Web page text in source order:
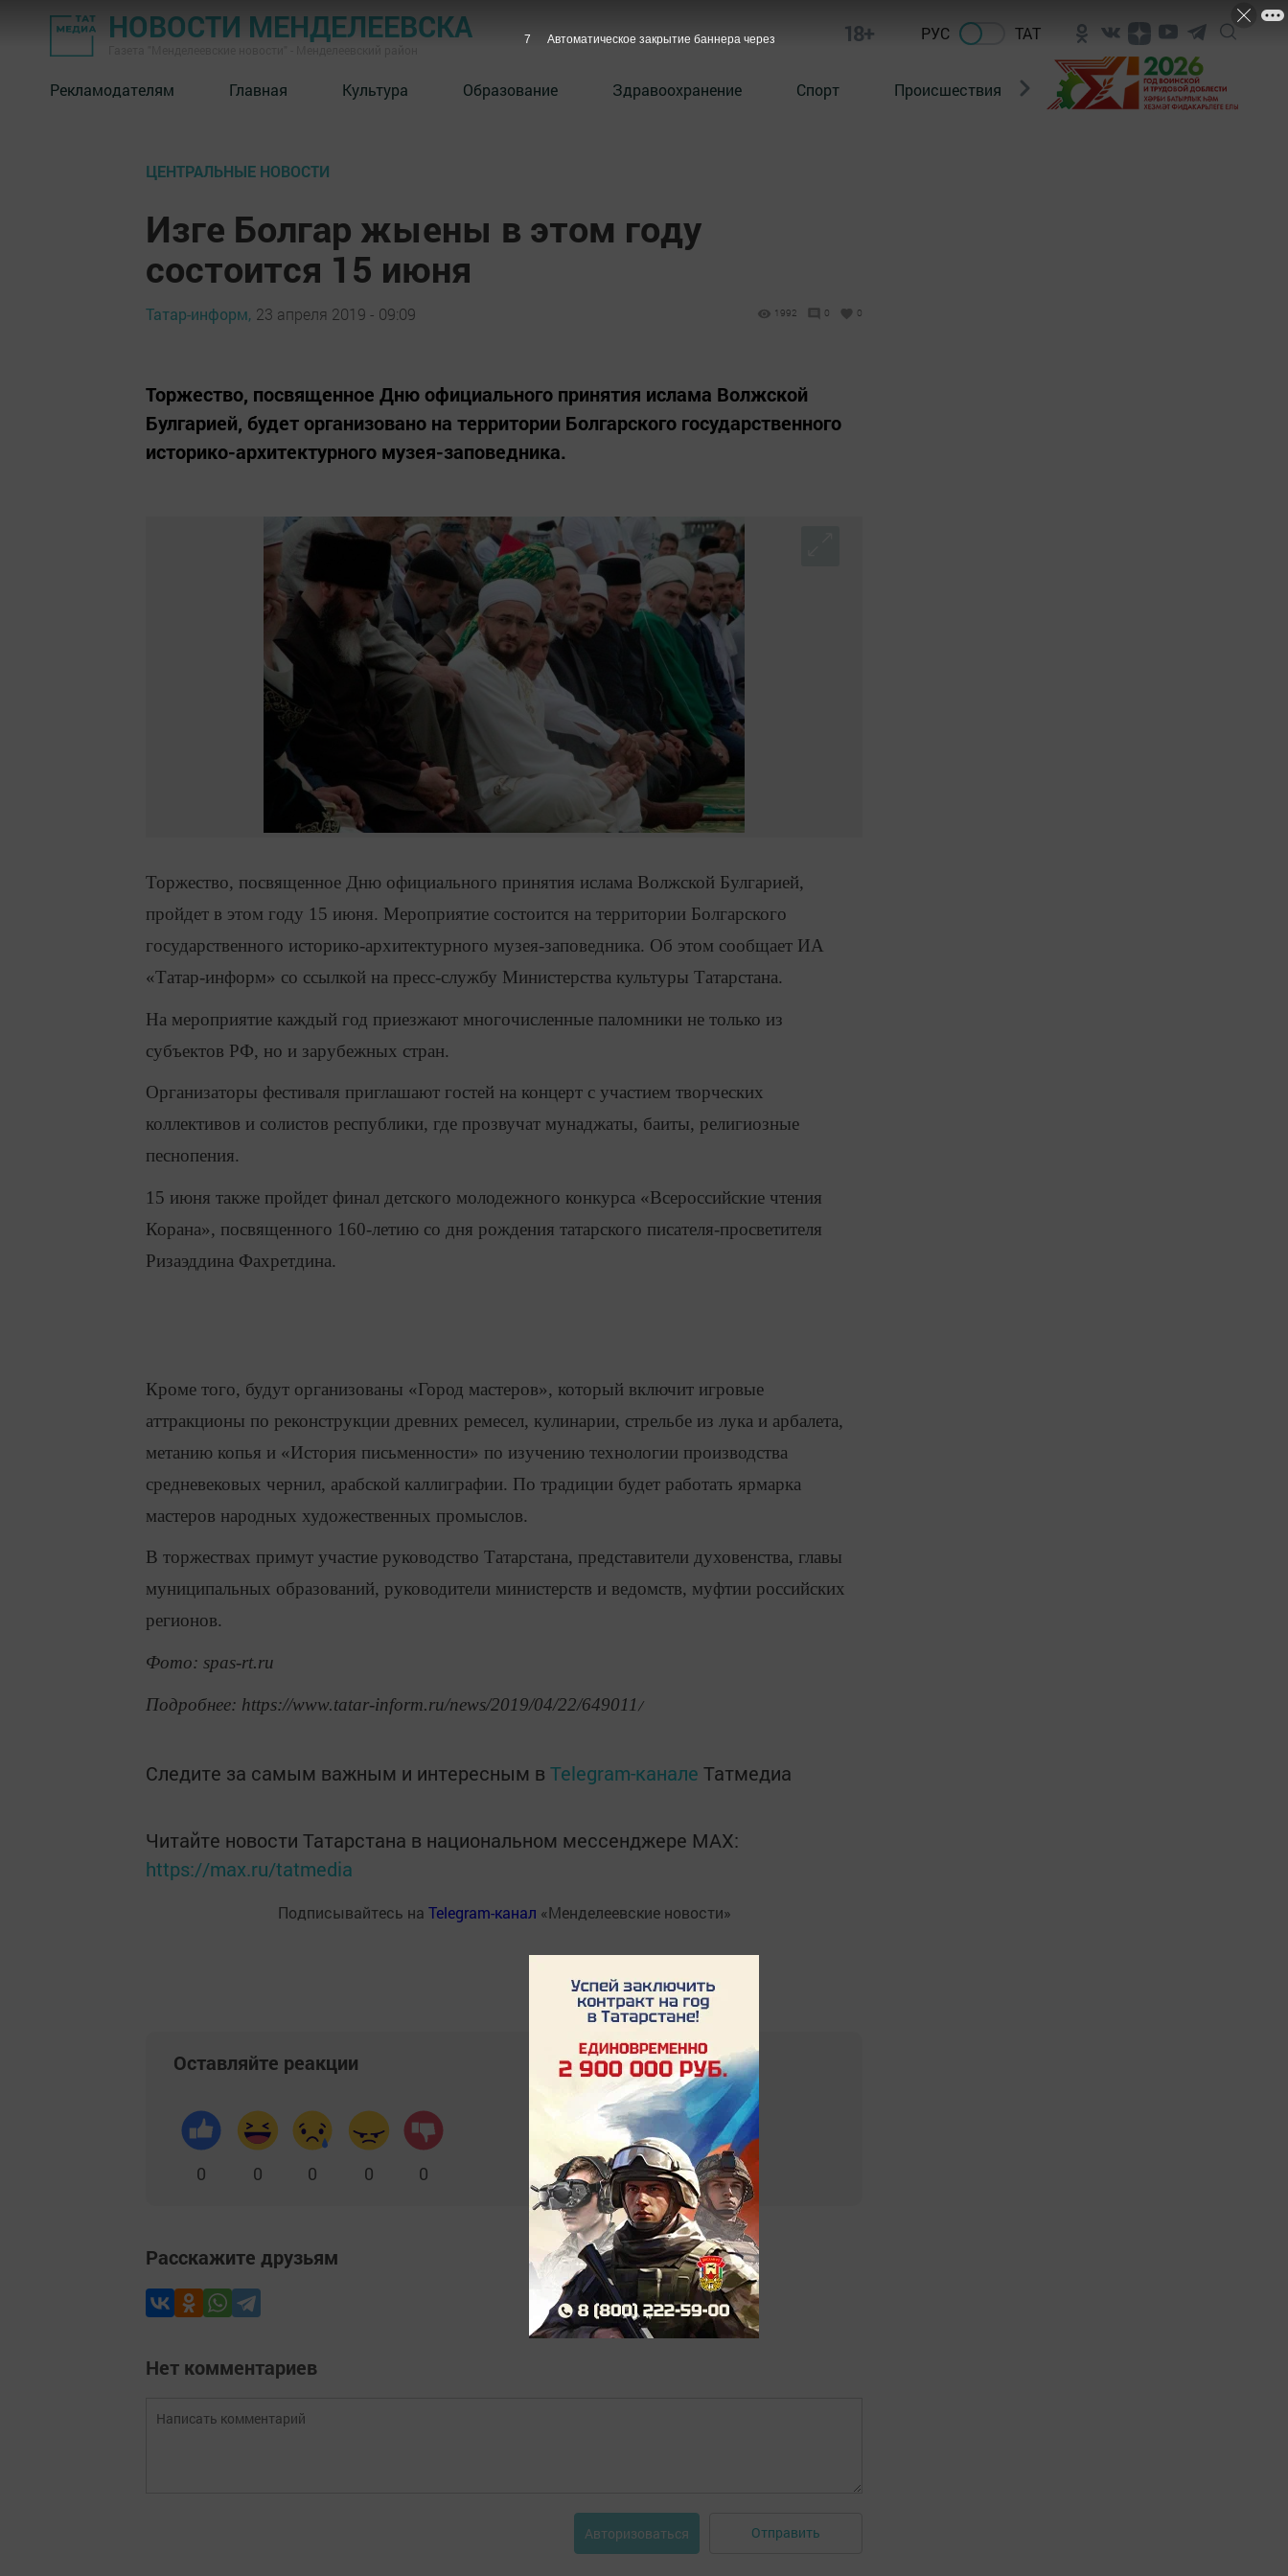
НОВОСТИ МЕНДЕЛЕЕВСКА 18+ РУС ТАТ
Рекламодателям Главная Культура Образование Здравоохранение Спорт Происшествия Новости Госавтоинспекции
ЦЕНТРАЛЬНЫЕ НОВОСТИ
Изге Болгар жыены в этом году
состоится 15 июня
Татар-информ, 23 апреля 2019 - 09:09 1992 0 0
Торжество, посвященное Дню официального принятия ислама Волжской
Булгарией, будет организовано на территории Болгарского государственного
историко-архитектурного музея-заповедника.
Торжество, посвященное Дню официального принятия ислама Волжской Булгарией,
пройдет в этом году 15 июня. Мероприятие состоится на территории Болгарского
государственного историко-архитектурного музея-заповедника. Об этом сообщает ИА
«Татар-информ» со ссылкой на пресс-службу Министерства культуры Татарстана.
На мероприятие каждый год приезжают многочисленные паломники не только из
субъектов РФ, но и зарубежных стран.
Организаторы фестиваля приглашают гостей на концерт с участием творческих
коллективов и солистов республики, где прозвучат мунаджаты, баиты, религиозные
песнопения.
15 июня также пройдет финал детского молодежного конкурса «Всероссийские чтения
Корана», посвященного 160-летию со дня рождения татарского писателя-просветителя
Ризаэддина Фахретдина.
Кроме того, будут организованы «Город мастеров», который включит игровые
аттракционы по реконструкции древних ремесел, кулинарии, стрельбе из лука и арбалета,
метанию копья и «История письменности» по изучению технологии производства
средневековых чернил, арабской каллиграфии. По традиции будет работать ярмарка
мастеров народных художественных промыслов.
В торжествах примут участие руководство Татарстана, представители духовенства, главы
муниципальных образований, руководители министерств и ведомств, муфтии российских
регионов.
Фото: spas-rt.ru
Подробнее: https://www.tatar-inform.ru/news/2019/04/22/649011 /
Следите за самым важным и интересным в Telegram-канале Татмедиа
Читайте новости Татарстана в национальном мессенджере MАХ:
https://max.ru/tatmedia
Подписывайтесь на Telegram-канал «Менделеевские новости»
Оставляйте реакции
0 0 0 0 0
Расскажите друзьям
Нет комментариев
Авторизоваться Отправить
6 Автоматическое закрытие баннера через